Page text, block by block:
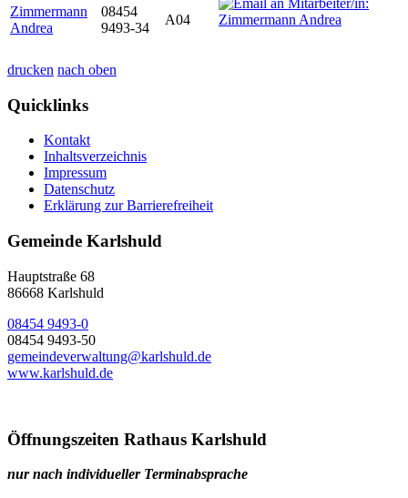
Zimmermann
Andrea
08454
9493-34
A04
drucken nach oben
Quicklinks
Kontakt
Inhaltsverzeichnis
Impressum
Datenschutz
Erklärung zur Barrierefreiheit
Gemeinde Karlshuld
Hauptstraße 68
86668 Karlshuld
08454 9493-0
08454 9493-50
gemeindeverwaltung@karlshuld.de
www.karlshuld.de
Öffnungszeiten Rathaus Karlshuld
nur nach individueller Terminabsprache